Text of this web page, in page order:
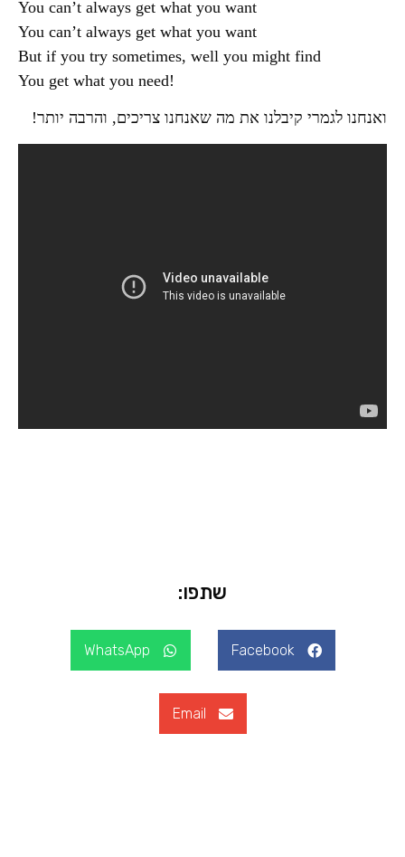
You can’t always get what you want
You can’t always get what you want
But if you try sometimes, well you might find
!You get what you need
ואנחנו לגמרי קיבלנו את מה שאנחנו צריכים, והרבה יותר!
שתפו:
Facebook
WhatsApp
Email